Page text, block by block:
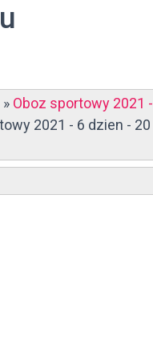
» Oboz sportowy 2021 -
2021 - 6 dzien - 20